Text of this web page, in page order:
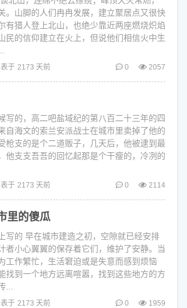
。山脚的人们冉冉发展，建立聚居点又很快
有猎人登上北山，也绝少靠近两座燃烧炽焰
民的信仰建立在火上，但说他们相信火中生
于 2173 天前 0 2057
写的，高二吧盐域纪的第八百二十三年的四
自海文的索兰安派战士在城市里卖掉了他的
枪支的是个二道贩子，几天后，他被逮到最
他支支吾吾的回忆起那是个干瘦的，冷冽的
于 2173 天前 0 2114
里的傻瓜
写的 早在城市建造之初，空隙就已经安排
者小心翼翼的保存着它们，维护了安静。当
工作繁忙，生活窘迫或是失意而感到烦恼
找到一个地方远离喧嚣，找到这些地方的方
...
于 2173 天前 0 1959